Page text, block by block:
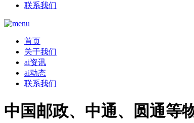
联系我们
首页
关于我们
ai资讯
ai动态
联系我们
中国邮政、中通、圆通等